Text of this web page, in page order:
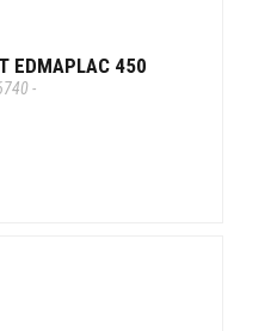
EDMAPLAC 450
-